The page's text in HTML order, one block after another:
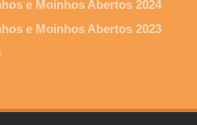
e Moinhos Abertos 2024
e Moinhos Abertos 2023